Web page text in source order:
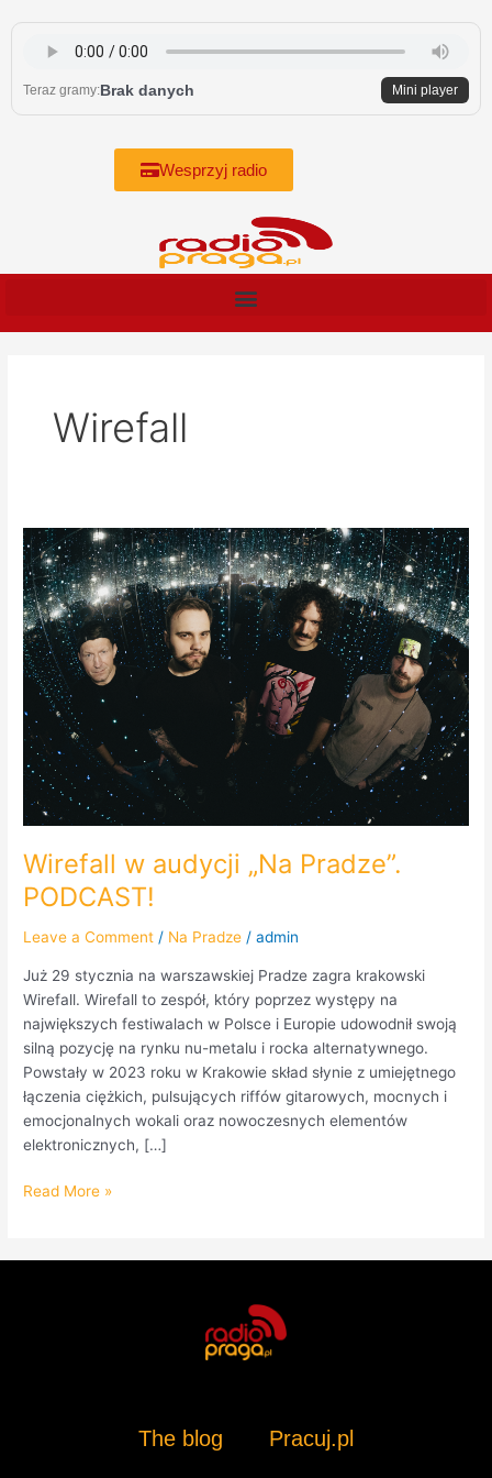
content
Teraz gramy:Brak danych Mini player
Wesprzyj radio
Wirefall
Wirefall w audycji „Na Pradze”.
PODCAST!
Leave a Comment / Na Pradze /admin
Już 29 stycznia na warszawskiej Pradze zagra krakowski
Wirefall. Wirefall to zespół, który poprzez występy na
największych festiwalach w Polsce i Europie udowodnił swoją
silną pozycję na rynku nu-metalu i rocka alternatywnego.
Powstały w 2023 roku w Krakowie skład słynie z umiejętnego
łączenia ciężkich, pulsujących riffów gitarowych, mocnych i
emocjonalnych wokali oraz nowoczesnych elementów
elektronicznych, […]
Wirefall
w
audycji
„Na
Pradze”.
PODCAST!
Read More »
The blog Pracuj.pl